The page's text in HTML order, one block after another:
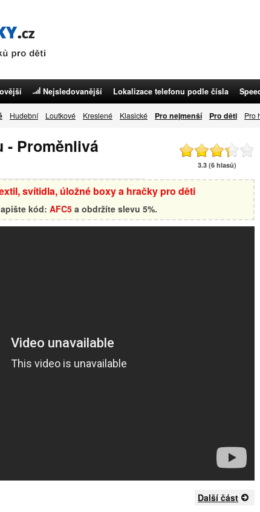
Nejsledovanější Lokalizace telefonu podle čísla
Hudební Loutkové Kreslené Klasické Pro nejmenší Pro děti Pro
- Proměnlivá
3.3 (6 hlasů)
svítidla, úložné boxy a hračky pro děti
kód:AFC5 a obdržíte slevu 5%.
Další část